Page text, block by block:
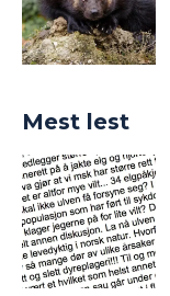
Mest lest